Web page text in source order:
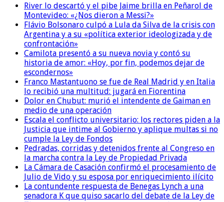
River lo descartó y el pibe Jaime brilla en Peñarol de
Montevideo: «¿Nos dieron a Messi?»
Flávio Bolsonaro culpó a Lula da Silva de la crisis con
Argentina y a su «política exterior ideologizada y de
confrontación»
Camilota presentó a su nueva novia y contó su
historia de amor: «Hoy, por fin, podemos dejar de
escondernos»
Franco Mastantuono se fue de Real Madrid y en Italia
lo recibió una multitud: jugará en Fiorentina
Dolor en Chubut: murió el intendente de Gaiman en
medio de una operación
Escala el conflicto universitario: los rectores piden a la
Justicia que intime al Gobierno y aplique multas si no
cumple la Ley de Fondos
Pedradas, corridas y detenidos frente al Congreso en
la marcha contra la Ley de Propiedad Privada
La Cámara de Casación confirmó el procesamiento de
Julio de Vido y su esposa por enriquecimiento ilícito
La contundente respuesta de Benegas Lynch a una
senadora K que quiso sacarlo del debate de la Ley de